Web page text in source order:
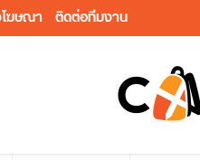
ฆษณา ติดต่อทีมงาน